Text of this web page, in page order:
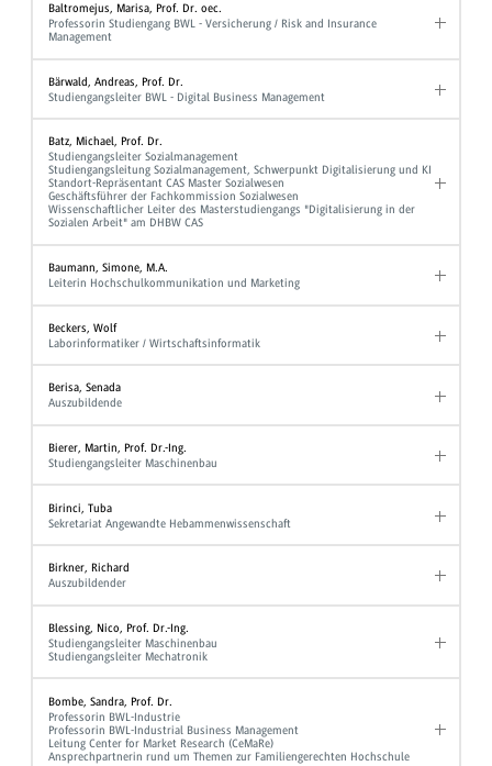
Baltromejus, Marisa, Prof. Dr. oec.
Professorin Studiengang BWL - Versicherung / Risk and Insurance
Management
Bärwald, Andreas, Prof. Dr.
Studiengangsleiter BWL - Digital Business Management
Batz, Michael, Prof. Dr.
Studiengangsleiter Sozialmanagement
Studiengangsleitung Sozialmanagement, Schwerpunkt Digitalisierung und KI
Standort-Repräsentant CAS Master Sozialwesen
Geschäftsführer der Fachkommission Sozialwesen
Wissenschaftlicher Leiter des Masterstudiengangs "Digitalisierung in der
Sozialen Arbeit" am DHBW CAS
Baumann, Simone, M.A.
Leiterin Hochschulkommunikation und Marketing
Beckers, Wolf
Laborinformatiker / Wirtschaftsinformatik
Berisa, Senada
Auszubildende
Bierer, Martin, Prof. Dr.-Ing.
Studiengangsleiter Maschinenbau
Birinci, Tuba
Sekretariat Angewandte Hebammenwissenschaft
Birkner, Richard
Auszubildender
Blessing, Nico, Prof. Dr.-Ing.
Studiengangsleiter Maschinenbau
Studiengangsleiter Mechatronik
Bombe, Sandra, Prof. Dr.
Professorin BWL-Industrie
Professorin BWL-Industrial Business Management
Leitung Center for Market Research (CeMaRe)
Ansprechpartnerin rund um Themen zur Familiengerechten Hochschule